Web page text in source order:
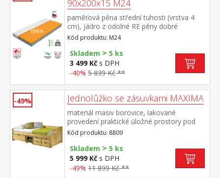
90x200x15 M24
paměťová pěna střední tuhosti (vrstva 4
cm), jádro z odolné RE pěny dobré
ortopedické vlastností a dlouhá životnost
matrace vhodná pro všechny typy roštů
potah prodyšný, vyrobený ze dvou částí,
snímatelný a pratelný do 60 °C doporučená
nosnost do 130 kg
Kód produktu: M24
Skladem > 5 ks
3 499 Kč s DPH
-40% 5 839 Kč **
-49% Jednolůžko se zásuvkami MAXIMA
materiál masiv borovice, lakované
provedení praktické úložné prostory pod
postelí (zásuvky a otevřená police) v
ceně výška sedu 50 cm, cena včetně roštu
(dřevěný laťkový), matrace není v
ceně doporučený rozměr matrace 90 × 200
cm (M2, M5, M9, M12, M24, M26) jako
Kód produktu: 8809
Skladem > 5 ks
5 999 Kč s DPH
-49% 11 899 Kč **